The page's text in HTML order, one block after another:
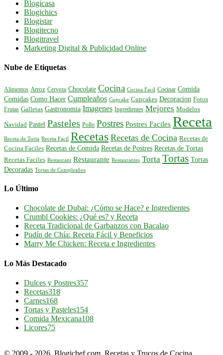
Blogicasa
Blogichics
Blogistar
Blogitecno
Blogitravel
Marketing Digital & Publicidad Online
Nube de Etiquetas
Alimentos Arroz Cerveza Chocolate Cocina Cocina Facil Cocinar Comida
Comidas Como Hacer Cumpleaños Cupcake Cupcakes Decoracion Fotos
Frutas Galletas Gastronomia Imagenes Ingredientes Mejores Modelos
Navidad Pastel Pasteles Pollo Postres Postres Faciles Receta
Receta de Torta Receta Facil Recetas Recetas de Cocina Recetas de
Cocina Faciles Recetas de Comida Recetas de Postres Recetas de Tortas
Recetas Faciles Restaurant Restaurante Restaurantes Torta Tortas Tortas
Decoradas Tortas de Cumpleaños
Lo Último
Chocolate de Dubai: ¿Cómo se Hace? e Ingredientes
Crumbl Cookies: ¿Qué es? y Receta
Receta Tradicional de Garbanzos con Bacalao
Pudín de Chía: Receta Fácil y Beneficios
Marry Me Chicken: Receta e Ingredientes
Lo Más Destacado
Dulces y Postres357
Recetas318
Carnes168
Tortas y Pasteles154
Comida Mexicana108
Licores75
© 2009 - 2026. Blogichef.com. Recetas y Trucos de Cocina